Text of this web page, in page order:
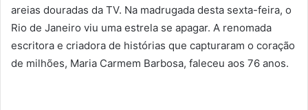
areias douradas da TV. Na madrugada desta sexta-feira, o
Rio de Janeiro viu uma estrela se apagar. A renomada
escritora e criadora de histórias que capturaram o coração
de milhões, Maria Carmem Barbosa, faleceu aos 76 anos.